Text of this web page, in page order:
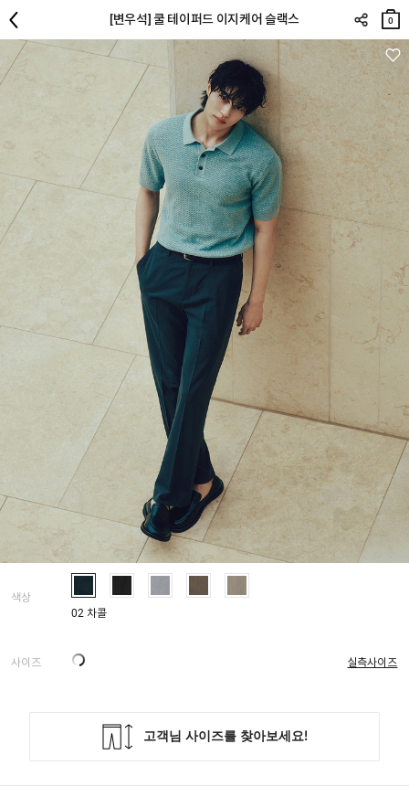
[변우석] 쿨 테이퍼드 이지케어 슬랙스
장바
구니
0
색상
02 차콜
사이즈 실측사이즈